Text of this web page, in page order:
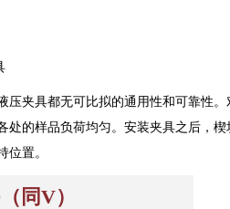
压夹具都无可比拟的通用性和可靠性。
处的样品负荷均匀。安装夹具之后，楔
位置。
同V）